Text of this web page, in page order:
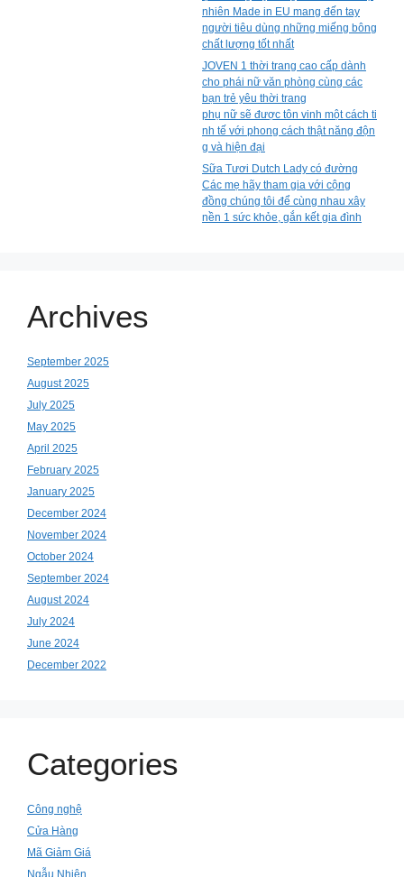
nhiên Made in EU mang đến tay
người tiêu dùng những miếng bông
chất lượng tốt nhất
JOVEN 1 thời trang cao cấp dành
cho phái nữ văn phòng cùng các
bạn trẻ yêu thời trang
phụ nữ sẽ được tôn vinh một cách ti
nh tế với phong cách thật năng độn
g và hiện đại
Sữa Tươi Dutch Lady có đường
Các mẹ hãy tham gia với cộng
đồng chúng tôi để cùng nhau xây
nền 1 sức khỏe, gắn kết gia đình
Archives
September 2025
August 2025
July 2025
May 2025
April 2025
February 2025
January 2025
December 2024
November 2024
October 2024
September 2024
August 2024
July 2024
June 2024
December 2022
Categories
Công nghệ
Cửa Hàng
Mã Giảm Giá
Ngẫu Nhiên